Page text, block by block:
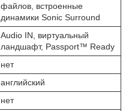
файлов, встроенные
динамики Sonic Surround
Audio IN, виртуальный
ландшафт, Passport™ Ready
нет
английский
нет